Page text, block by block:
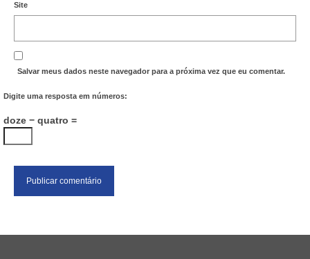
Site
Salvar meus dados neste navegador para a próxima vez que eu comentar.
Digite uma resposta em números:
doze − quatro =